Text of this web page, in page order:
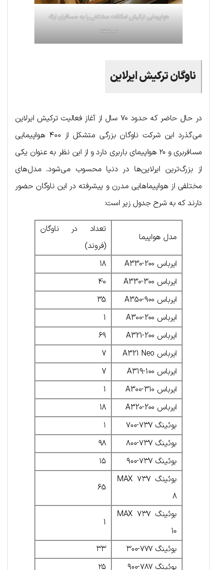
هواپیمایی ترکیش امکانات مختلفی را به مسافران ارائه
می‌دهند
ناوگان ترکیش ایرلاین
در حال حاضر که حدود ۷۰ سال از آغاز فعالیت ترکیش ایرلاین
می‌گذرد این شرکت ناوگان بزرگی متشکل از ۴۰۰ هواپیمایی
مسافربری و ۲۰ هواپیمای باربری دارد و از این نظر به عنوان یکی
از بزرگ‌ترین ایرلاین‌ها در دنیا محسوب می‌شود. مدل‌های
مختلفی از هواپیماهایی مدرن و پیشرفته در این ناوگان حضور
دارند که به شرح جدول زیر است:
مدل هواپیما
تعداد در ناوگان
(فروند)
ایرباس A330-200
18
ایرباس A330-300
40
ایرباس A350-900
35
ایرباس A300-200
1
ایرباس A321-200
69
ایرباس A321 Neo
7
ایرباس A319-100
7
ایرباس A300-310
1
ایرباس A320-200
18
بوئینگ ۷۳۷-۷۰۰
۱
بوئینگ ۷۳۷-۸۰۰
۹۸
بوئینگ ۷۳۷-۹۰۰
۱۵
بوئینگ ۷۳۷ MAX
8
65
بوئینگ ۷۳۷ MAX
10
1
بوئینگ ۷۷۷-۳۰۰
۳۳
بوئینگ ۷۸۷-۹۰۰
۲۵